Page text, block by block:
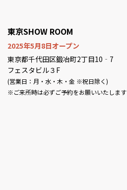
東京SHOW ROOM
2025年5月8日オープン
東京都千代田区鍛冶町2丁目10‐7
フェスタビル３F
(営業日：月・水・木・金 ※祝日除く)
※ご来所時は必ずご予約をお願いいたします